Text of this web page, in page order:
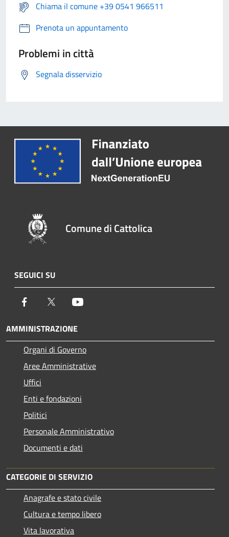
Chiama il comune +39 0541 966511
Prenota un appuntamento
Problemi in città
Segnala disservizio
Comune di Cattolica
SEGUICI SU
Facebook Twitter
AMMINISTRAZIONE
Organi di Governo
Aree Amministrative
Uffici
Enti e fondazioni
Politici
Personale Amministrativo
Documenti e dati
CATEGORIE DI SERVIZIO
Anagrafe e stato civile
Cultura e tempo libero
Vita lavorativa